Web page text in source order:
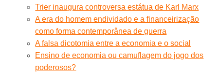
Trier inaugura controversa estátua de Karl Marx
A era do homem endividado e a financeirização
como forma contemporânea de guerra
A falsa dicotomia entre a economia e o social
Ensino de economia ou camuflagem do jogo dos
poderosos?